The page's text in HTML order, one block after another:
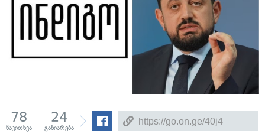
78
წაკითხვა
24
გაზიარება